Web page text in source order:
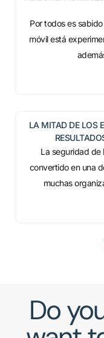
Por todos es
móvil está
LA MITAD DE LOS
La seguridad de
convertido en una
muchas
Do